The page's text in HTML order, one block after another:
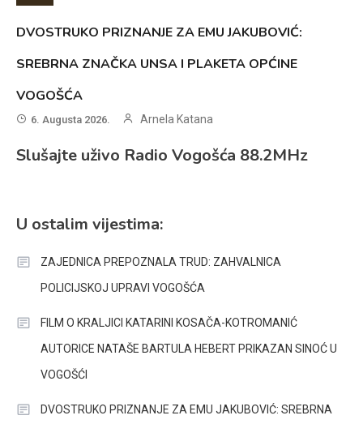
DVOSTRUKO PRIZNANJE ZA EMU JAKUBOVIĆ:
SREBRNA ZNAČKA UNSA I PLAKETA OPĆINE
VOGOŠĆA
6. Augusta 2026. Arnela Katana
Slušajte uživo Radio Vogošća 88.2MHz
U ostalim vijestima:
ZAJEDNICA PREPOZNALA TRUD: ZAHVALNICA
POLICIJSKOJ UPRAVI VOGOŠĆA
FILM O KRALJICI KATARINI KOSAČA-KOTROMANIĆ
AUTORICE NATAŠE BARTULA HEBERT PRIKAZAN SINOĆ U
VOGOŠĆI
DVOSTRUKO PRIZNANJE ZA EMU JAKUBOVIĆ: SREBRNA